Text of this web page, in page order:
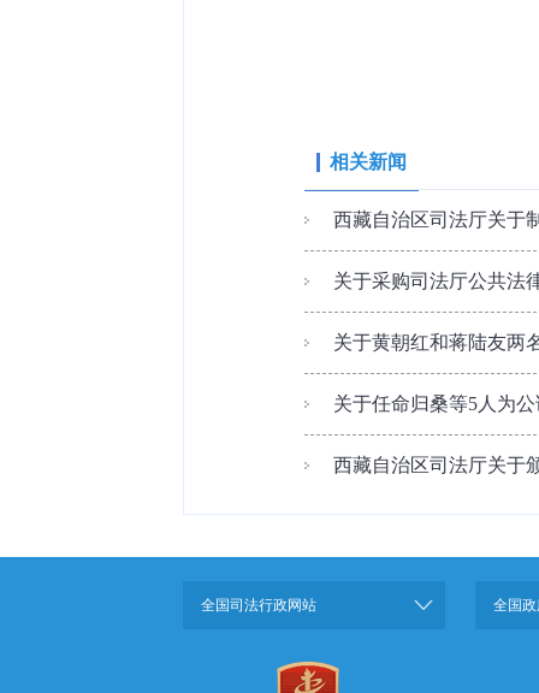
相关新闻
西藏自治区司法厅关于
关于采购司法厅公共法
关于黄朝红和蒋陆友两
关于任命归桑等5人为
西藏自治区司法厅关于
全国司法行政网站 全国